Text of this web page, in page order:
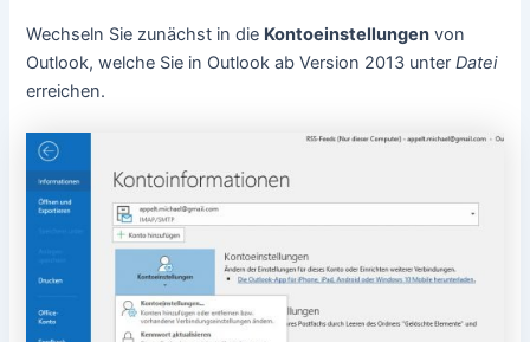
Wechseln Sie zunächst in die Kontoeinstellungen von
Outlook, welche Sie in Outlook ab Version 2013 unterDatei
erreichen.